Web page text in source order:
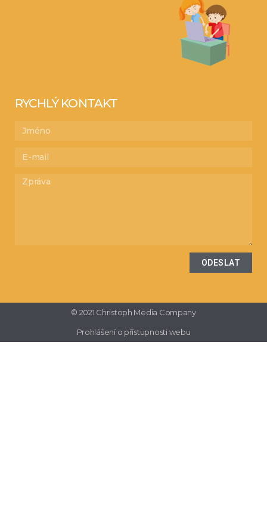
RYCHLÝ KONTAKT
ODESLAT
© 2021 Christoph Media Company
Prohlášení o přístupnosti webu